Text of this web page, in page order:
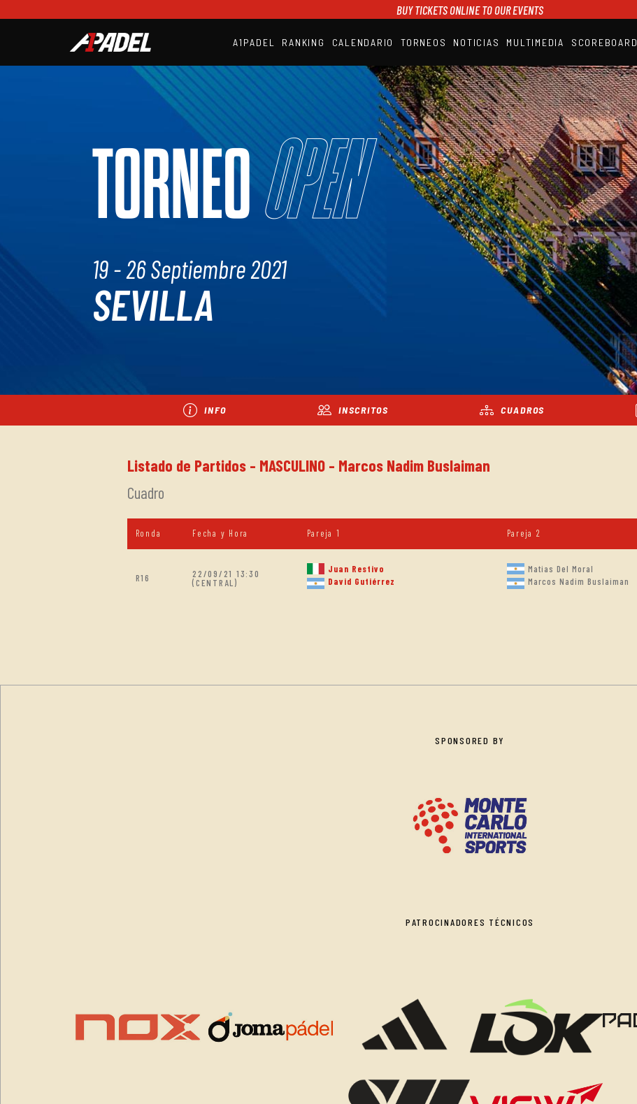
BUY TICKETS ONLINE TO OUR EVENTS
A1PADEL RANKING CALENDARIO TORNEOS NOTICIAS MULTIMEDIA SCOREBOARD
A1PADEL
RANKING
CALENDARIO
TORNEOS
NOTICIAS
MULTIMEDIA
SCOREBOARD
STREAMING
TORNEOOpen
19 - 26 Septiembre 2021
SEVILLA
INFO INSCRITOS CUADROS
Listado de Partidos - MASCULINO - Marcos Nadim Buslaiman
Cuadro
Ronda Fecha y Hora Pareja 1 Pareja 2
R16
22/09/21 13:30
(CENTRAL)
Juan Restivo
David Gutiérrez
Matias Del Moral
Marcos Nadim Buslaiman
SPONSORED BY
PATROCINADORES TÉCNICOS